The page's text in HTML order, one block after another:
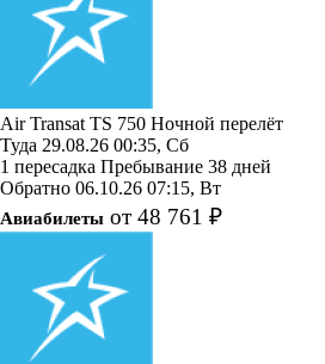
Air Transat TS 750 Ночной перелёт
Туда 29.08.26 00:35, Сб
1 пересадка Пребывание 38 дней
Обратно 06.10.26 07:15, Вт
Авиабилеты от 48 761 ₽